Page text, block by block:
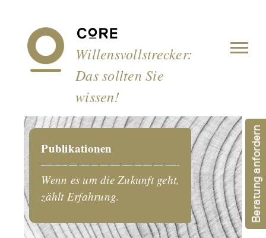
Willensvollstrecker:
Das sollten Sie
wissen!
Publikationen
Wenn es um die Zukunft geht,
zählt Erfahrung.
Beratung anfordern